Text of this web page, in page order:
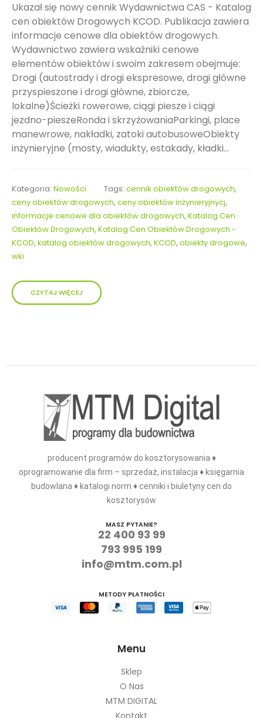
Ukazał się nowy cennik Wydawnictwa CAS - Katalog
cen obiektów Drogowych KCOD. Publikacja zawiera
informacje cenowe dla obiektów drogowych.
Wydawnictwo zawiera wskaźniki cenowe
elementów obiektów i swoim zakresem obejmuje:
Drogi (autostrady i drogi ekspresowe, drogi główne
przyspieszone i drogi główne, zbiorcze,
lokalne)Ścieżki rowerowe, ciągi piesze i ciągi
jezdno-pieszeRonda i skrzyżowaniaParkingi, place
manewrowe, nakładki, zatoki autobusoweObiekty
inżynieryjne (mosty, wiadukty, estakady, kładki...
Kategoria: Nowości Tags: cennik obiektów drogowych,
ceny obiektów drogowych, ceny obiektów inżynieryjnycj,
informacje cenowe dla obiektów drogowych, Katalog Cen
Obiektów Drogowych, Katalog Cen Obiektów Drogowych -
KCOD, katalog obiektów drogowych, KCOD, obiekty drogowe,
wki
CZYTAJ WIĘCEJ
producent programów do kosztorysowania ♦
oprogramowanie dla firm – sprzedaż, instalacja ♦ księgarnia
budowlana ♦ katalogi norm ♦ cenniki i biuletyny cen do
kosztorysów
MASZ PYTANIE?
22 400 93 99
793 995 199
info@mtm.com.pl
METODY PŁATNOŚCI
Menu
Sklep
O Nas
MTM DIGITAL
Kontakt